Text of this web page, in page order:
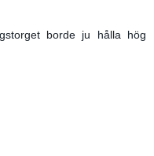
borde ju hålla hög